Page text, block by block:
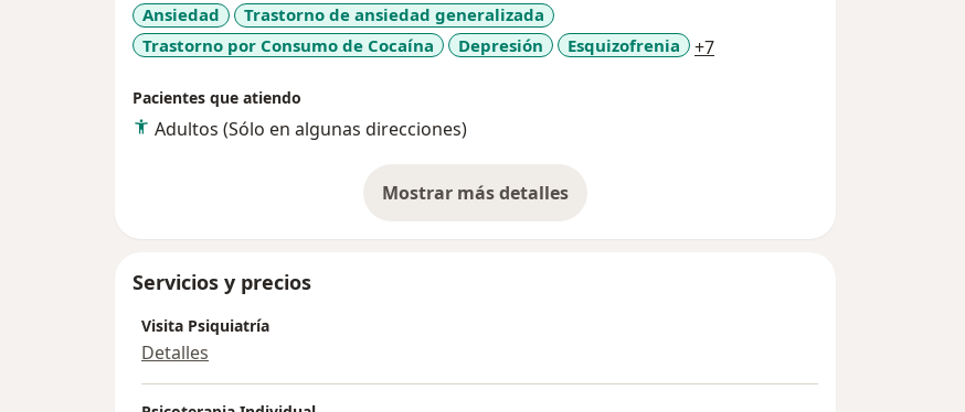
Ansiedad
Trastorno de ansiedad generalizada
Trastorno por Consumo de Cocaína
Depresión Esquizofrenia +7a11y_sr_more_diseases
Pacientes que atiendo
Adultos (Sólo en algunas direcciones)
Mostrar más detalles
sobre la experiencia
Servicios y precios
Visita Psiquiatría
Detalles